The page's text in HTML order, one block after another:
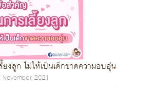
งลูก ไม่ให้เป็นเด็กขาดความอบอุ่น
November 2021